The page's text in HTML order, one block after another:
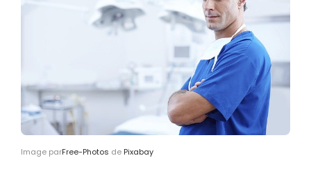
Image parFree-Photos de Pixabay